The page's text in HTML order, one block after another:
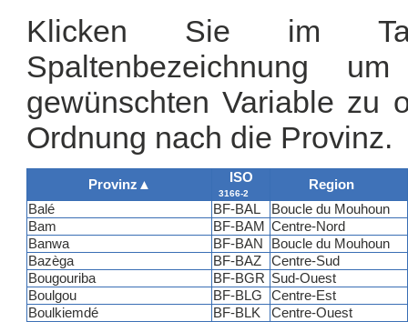
Klicken Sie im
Spaltenbezeichnung
gewünschten Variable zu
Ordnung nach die Provinz.
Provinz ▲ ISO
3166-2
Region
Balé BF-BAL
Boucle du Mouhoun
Bam
BF-BAM
Centre-Nord
Banwa
BF-BAN
Boucle du Mouhoun
Bazèga
BF-BAZ
Centre-Sud
Bougouriba
BF-BGR Sud-Ouest
Boulgou
BF-BLG
Centre-Est
Boulkiemdé
BF-BLK
Centre-Ouest